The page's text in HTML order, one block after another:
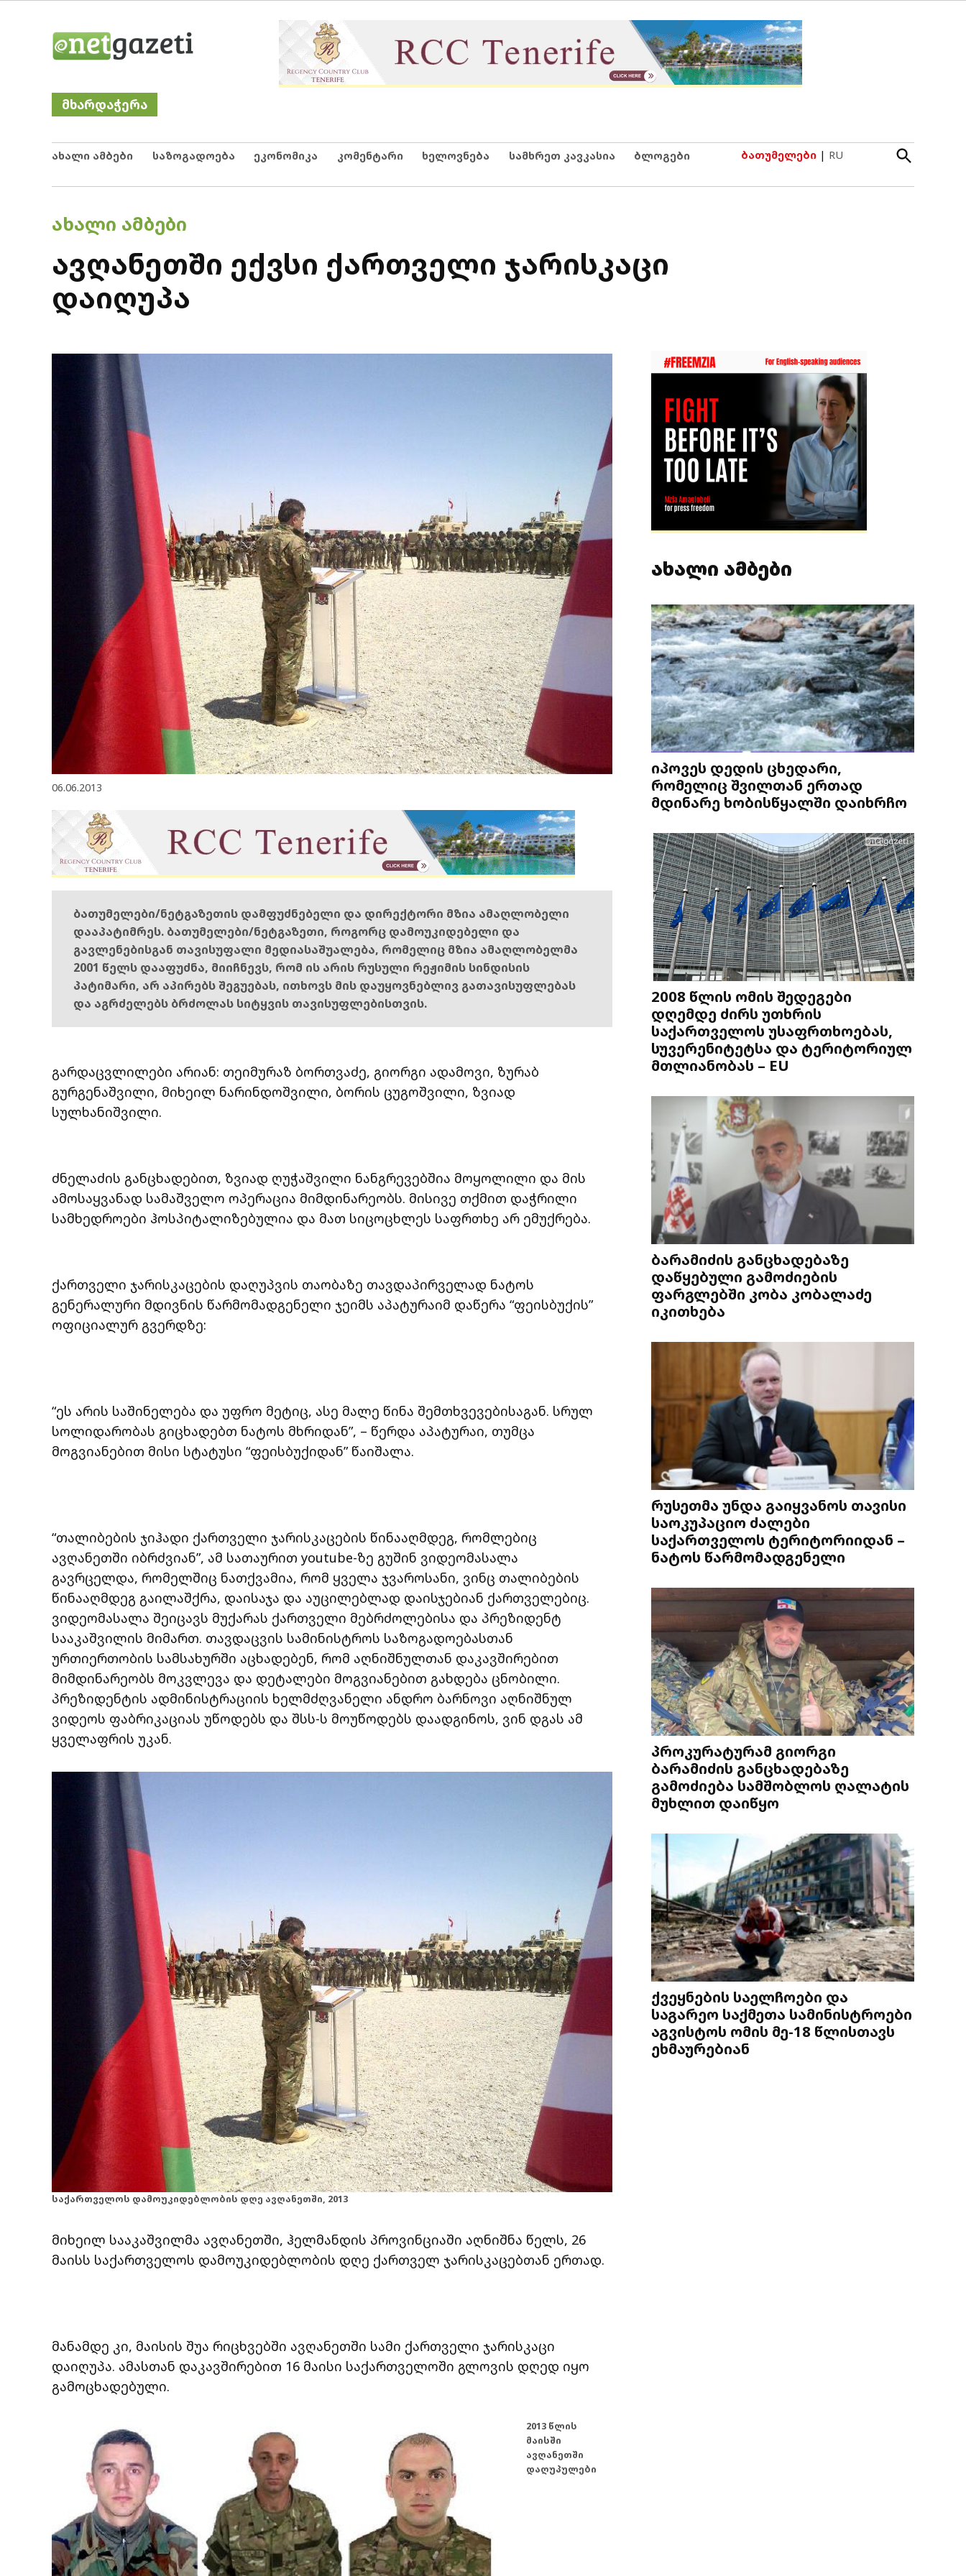
Netgazeti
მხარდაჭერა
ახალი ამბები საზოგადოება ეკონომიკა კომენტარი ხელოვნება სამხრეთ კავკასია ბლოგები ბათუმელები | RU
Open
Search
POSTED
ᲐᲮᲐᲚᲘ ᲐᲛᲑᲔᲑᲘ
ავღანეთში ექვსი ქართველი ჯარისკაცი
დაიღუპა
06.06.2013
ბათუმელები/ნეტგაზეთის დამფუძნებელი და დირექტორი მზია ამაღლობელი
დააპატიმრეს. ბათუმელები/ნეტგაზეთი, როგორც დამოუკიდებელი და
გავლენებისგან თავისუფალი მედიასაშუალება, რომელიც მზია ამაღლობელმა
2001 წელს დააფუძნა, მიიჩნევს, რომ ის არის რუსული რეჟიმის სინდისის
პატიმარი, არ აპირებს შეგუებას, ითხოვს მის დაუყოვნებლივ გათავისუფლებას
და აგრძელებს ბრძოლას სიტყვის თავისუფლებისთვის.
გარდაცვლილები არიან: თეიმურაზ ბორთვაძე, გიორგი ადამოვი, ზურაბ
გურგენაშვილი, მიხეილ ნარინდოშვილი, ბორის ცუგოშვილი, ზვიად
სულხანიშვილი.
ძნელაძის განცხადებით, ზვიად ღუჭაშვილი ნანგრევებშია მოყოლილი და მის
ამოსაყვანად სამაშველო ოპერაცია მიმდინარეობს. მისივე თქმით დაჭრილი
სამხედროები ჰოსპიტალიზებულია და მათ სიცოცხლეს საფრთხე არ ემუქრება.
ქართველი ჯარისკაცების დაღუპვის თაობაზე თავდაპირველად ნატოს
გენერალური მდივნის წარმომადგენელი ჯეიმს აპატურაიმ დაწერა “ფეისბუქის”
ოფიციალურ გვერდზე:
“ეს არის საშინელება და უფრო მეტიც, ასე მალე წინა შემთხვევებისაგან. სრულ
სოლიდარობას გიცხადებთ ნატოს მხრიდან”, – წერდა აპატურაი, თუმცა
მოგვიანებით მისი სტატუსი “ფეისბუქიდან” წაიშალა.
“თალიბების ჯიჰადი ქართველი ჯარისკაცების წინააღმდეგ, რომლებიც
ავღანეთში იბრძვიან”, ამ სათაურით youtube-ზე გუშინ ვიდეომასალა
გავრცელდა, რომელშიც ნათქვამია, რომ ყველა ჯვაროსანი, ვინც თალიბების
წინააღმდეგ გაილაშქრა, დაისაჯა და აუცილებლად დაისჯებიან ქართველებიც.
ვიდეომასალა შეიცავს მუქარას ქართველი მებრძოლებისა და პრეზიდენტ
სააკაშვილის მიმართ. თავდაცვის სამინისტროს საზოგადოებასთან
ურთიერთობის სამსახურში აცხადებენ, რომ აღნიშნულთან დაკავშირებით
მიმდინარეობს მოკვლევა და დეტალები მოგვიანებით გახდება ცნობილი.
პრეზიდენტის ადმინისტრაციის ხელმძღვანელი ანდრო ბარნოვი აღნიშნულ
ვიდეოს ფაბრიკაციას უწოდებს და შსს-ს მოუწოდებს დაადგინოს, ვინ დგას ამ
ყველაფრის უკან.
საქართველოს დამოუკიდებლობის დღე ავღანეთში, 2013
მიხეილ სააკაშვილმა ავღანეთში, ჰელმანდის პროვინციაში აღნიშნა წელს, 26
მაისს საქართველოს დამოუკიდებლობის დღე ქართველ ჯარისკაცებთან ერთად.
მანამდე კი, მაისის შუა რიცხვებში ავღანეთში სამი ქართველი ჯარისკაცი
დაიღუპა. ამასთან დაკავშირებით 16 მაისი საქართველოში გლოვის დღედ იყო
გამოცხადებული.
2013 წლის
მაისში
ავღანეთში
დაღუპულები
ახალი ამბები
იპოვეს დედის ცხედარი,
რომელიც შვილთან ერთად
მდინარე ხობისწყალში დაიხრჩო
2008 წლის ომის შედეგები
დღემდე ძირს უთხრის
საქართველოს უსაფრთხოებას,
სუვერენიტეტსა და ტერიტორიულ
მთლიანობას – EU
ბარამიძის განცხადებაზე
დაწყებული გამოძიების
ფარგლებში კობა კობალაძე
იკითხება
რუსეთმა უნდა გაიყვანოს თავისი
საოკუპაციო ძალები
საქართველოს ტერიტორიიდან –
ნატოს წარმომადგენელი
პროკურატურამ გიორგი
ბარამიძის განცხადებაზე
გამოძიება სამშობლოს ღალატის
მუხლით დაიწყო
ქვეყნების საელჩოები და
საგარეო საქმეთა სამინისტროები
აგვისტოს ომის მე-18 წლისთავს
ეხმაურებიან